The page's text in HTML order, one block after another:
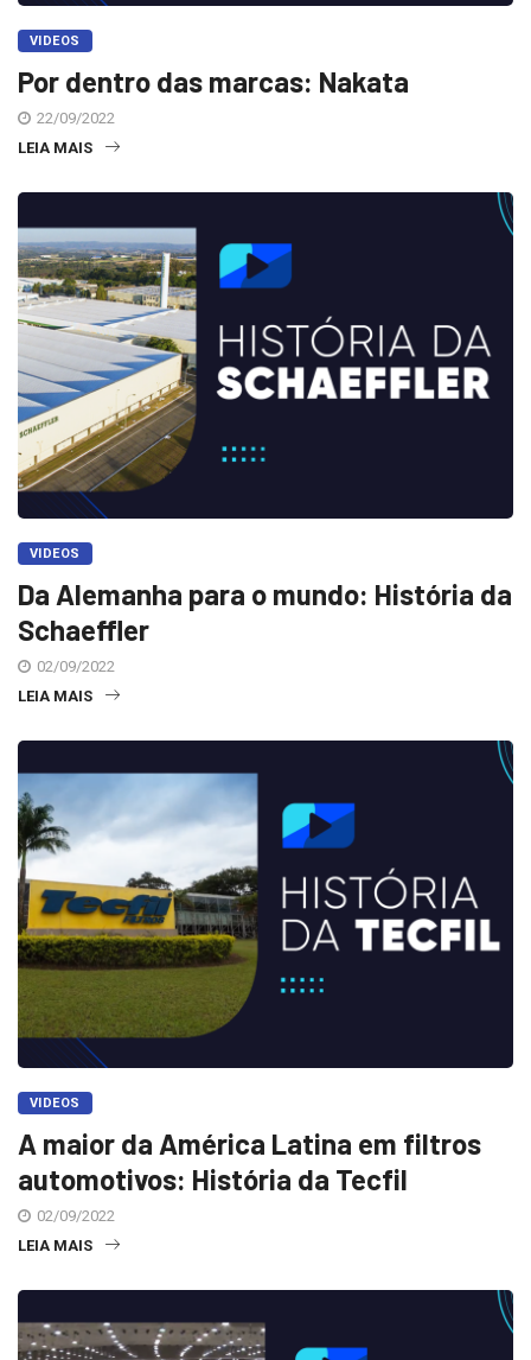
VIDEOS
Por dentro das marcas: Nakata
22/09/2022
LEIA MAIS
VIDEOS
Da Alemanha para o mundo: História da
Schaeffler
02/09/2022
LEIA MAIS
VIDEOS
A maior da América Latina em filtros
automotivos: História da Tecfil
02/09/2022
LEIA MAIS